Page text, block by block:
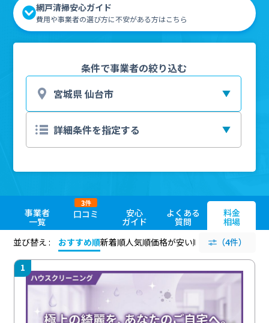
網戸清掃安心ガイド
費用や事業者の選び方に不安がある方はこちら
条件で事業者の絞り込む
事業者
一覧
口コミ
3件
安心
ガイド
よくある
質問
料金
相場
並び替え :
おすすめ順新着順人気順価格が安い順 評価が高い順
（4件）
1